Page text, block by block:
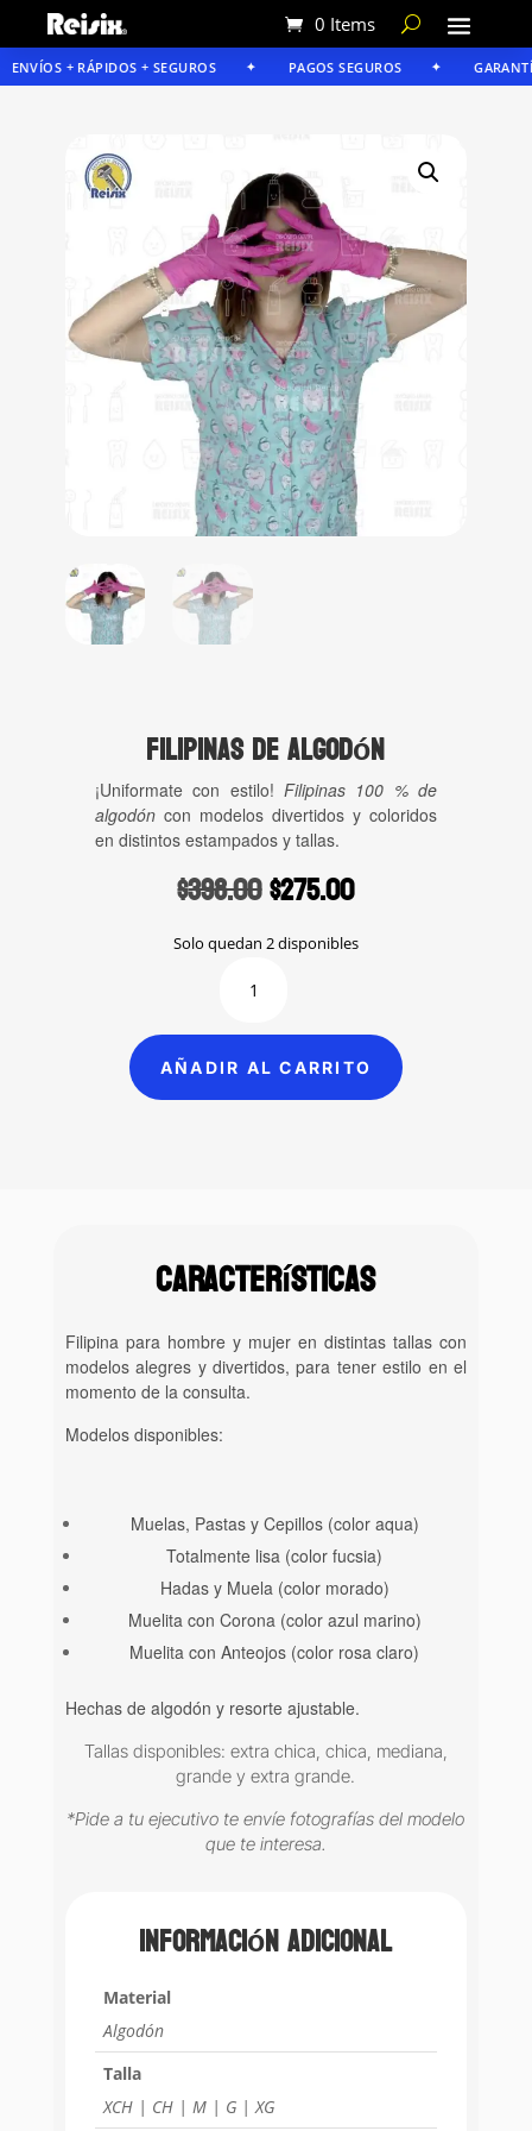
0 Items
+ RÁPIDOS + SEGUROS PAGOS SEGUROS
Filipinas de Algodón
¡Uniformate con estilo! Filipinas 100 % de
algodóncon modelos divertidos y coloridos
en distintos estampados y tallas.
$398.00Original
was:
$275.00Current
is:
Solo quedan 2 disponibles
AÑADIR AL CARRITO
Características
Filipina para hombre y mujer en distintas tallas con
modelos alegres y divertidos, para tener estilo en el
momento de la consulta.
Modelos disponibles:
Muelas, Pastas y Cepillos (color aqua)
Totalmente lisa (color fucsia)
Hadas y Muela (color morado)
Muelita con Corona (color azul marino)
Muelita con Anteojos (color rosa claro)
Hechas de algodón y resorte ajustable.
Tallas disponibles: extra chica, chica, mediana,
grande y extra grande.
*Pide a tu ejecutivo te envíe fotografías del modelo
que te interesa.
Información adicional
Material
Algodón
Talla
XCH | CH | M | G | XG